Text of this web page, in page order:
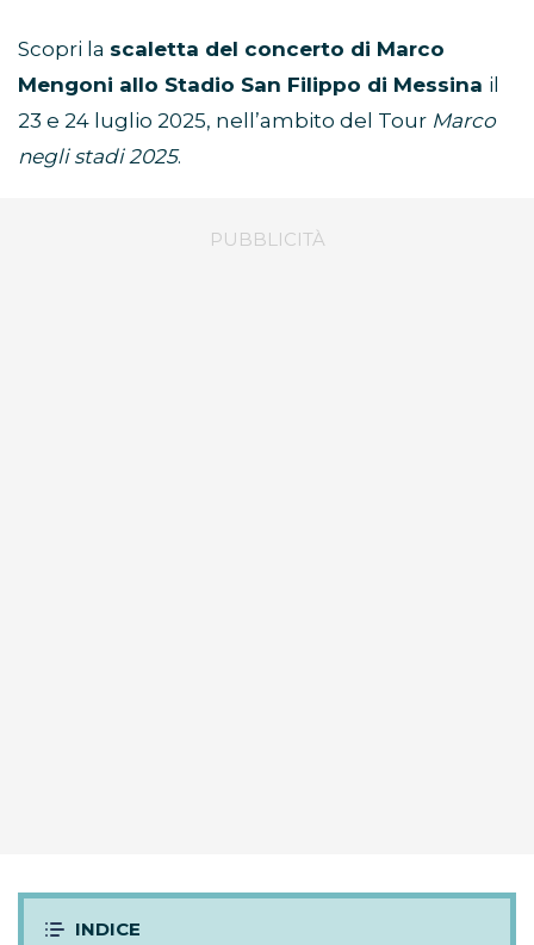
Scopri la scaletta del concerto di Marco
Mengoni allo Stadio San Filippo di Messina il
23 e 24 luglio 2025, nell’ambito del Tour Marco
negli stadi 2025.